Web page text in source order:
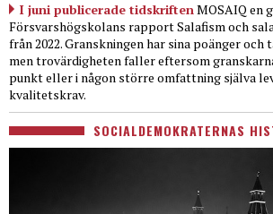
I juni publicerade tidskriftenMOSAIQ en
Försvarshögskolans rapport Salafism och
från 2022. Granskningen har sina poänger
men trovärdigheten faller eftersom
punkt eller i någon större omfattning själva
kvalitetskrav.
SOCIALDEMOKRATERNAS